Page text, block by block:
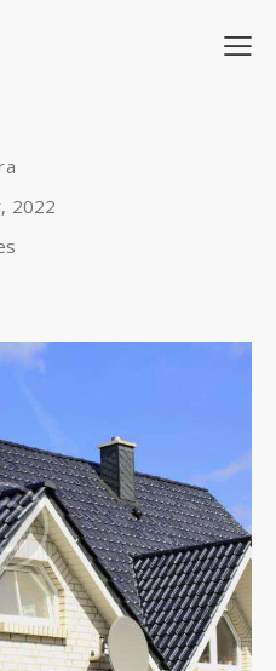
2022